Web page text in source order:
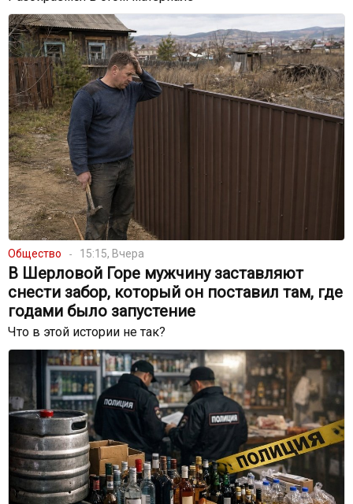
Общество 15:15, Вчера
В Шерловой Горе мужчину заставляют
снести забор, который он поставил там, где
годами было запустение
Что в этой истории не так?